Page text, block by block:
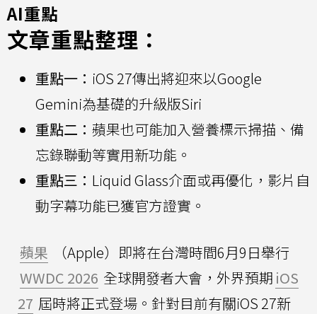
AI重點
文章重點整理：
重點一： iOS 27傳出將迎來以Google
Gemini為基礎的升級版Siri
重點二： 蘋果也可能加入營養標示掃描、備
忘錄聯動等實用新功能。
重點三： Liquid Glass介面或再優化，影片自
動字幕功能已獲官方證實。
蘋果
（Apple）即將在台灣時間6月9日舉行
WWDC 2026 全球開發者大會，外界預期 iOS
27 屆時將正式登場。針對目前有關iOS 27新